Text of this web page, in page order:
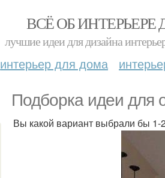
ВСЁ ОБ
лучшие идеи для дизайна
интерьер для дома
Подборка идеи для
Вы какой вариант выбрали бы 1-